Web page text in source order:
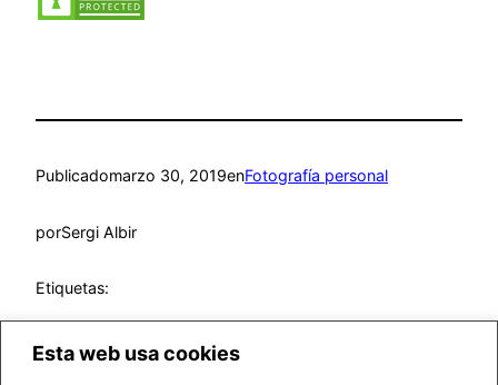
Esta web usa cookies
Publicadomarzo 30, 2019enFotografía personal
porSergi Albir
Etiquetas: